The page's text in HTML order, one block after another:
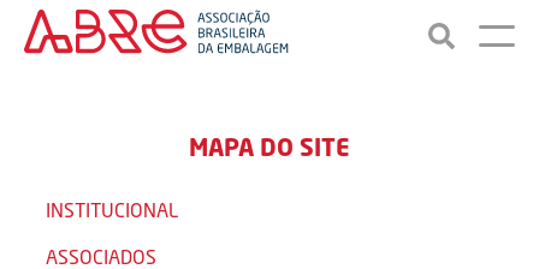
MAPA DO SITE
INSTITUCIONAL
ASSOCIADOS